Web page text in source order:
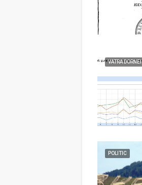
VATRA DORNEI
POLITIC